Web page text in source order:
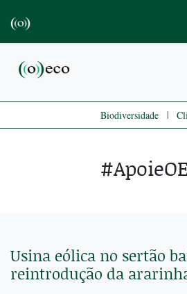
Biodiversidade |
Usina eólica no sertão
reintrodução da